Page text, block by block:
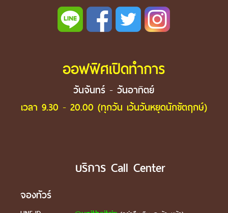
ออฟฟิศเปิดทำการ
วันจันทร์ - วันอาทิตย์
เวลา 9.30 - 20.00 (ทุกวัน เว้นวันหยุดนักขัตฤกษ์)
บริการ Call Center
จองทัวร์